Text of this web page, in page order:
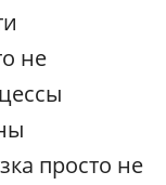
не
просто не